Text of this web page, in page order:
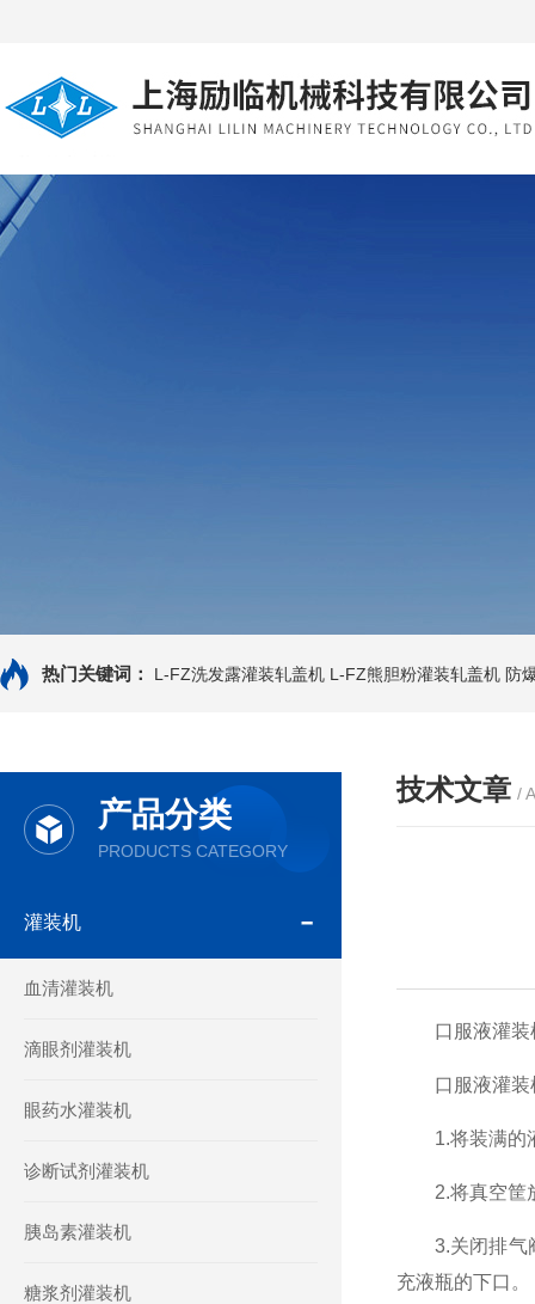
热门关键词： L-FZ洗发露灌装轧盖机 L-FZ熊胆粉灌装轧盖机 防
产品分类
PRODUCTS CATEGORY
灌装机
血清灌装机
滴眼剂灌装机
眼药水灌装机
诊断试剂灌装机
胰岛素灌装机
糖浆剂灌装机
技术文章 /
口服液灌装
口服液灌装机
1.将装满的液
2.将真空筐放
3.关闭排气阀
充液瓶的下口。